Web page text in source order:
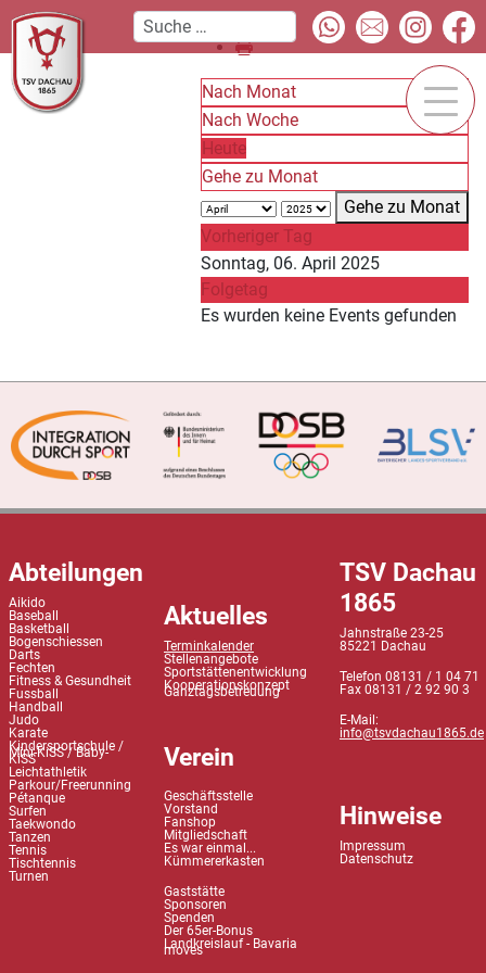
Nach Monat
Nach Woche
Heute
Gehe zu Monat
Gehe zu Monat
Vorheriger Tag
Sonntag, 06. April 2025
Folgetag
Es wurden keine Events gefunden
Abteilungen
Aikido
Baseball
Basketball
Bogenschiessen
Darts
Fechten
Fitness & Gesundheit
Fussball
Handball
Judo
Karate
Kindersportschule /
Mini-KiSS / Baby-
KiSS
Leichtathletik
Parkour/Freerunning
Pétanque
Surfen
Taekwondo
Tanzen
Tennis
Tischtennis
Turnen
Aktuelles
Terminkalender
Stellenangebote
Sportstättenentwicklung
Kooperationskonzept
Ganztagsbetreuung
Verein
Geschäftsstelle
Vorstand
Fanshop
Mitgliedschaft
Es war einmal...
Kümmererkasten
Gaststätte
Sponsoren
Spenden
Der 65er-Bonus
Landkreislauf - Bavaria
moves
TSV Dachau
1865
Jahnstraße 23-25
85221 Dachau
Telefon 08131 / 1 04 71
Fax 08131 / 2 92 90 3
E-Mail:
info@tsvdachau1865.de
Hinweise
Impressum
Datenschutz